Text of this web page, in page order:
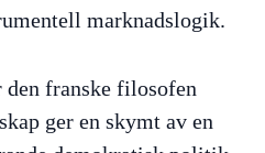
marknadslogik.
franske filosofen
ger en skymt av en